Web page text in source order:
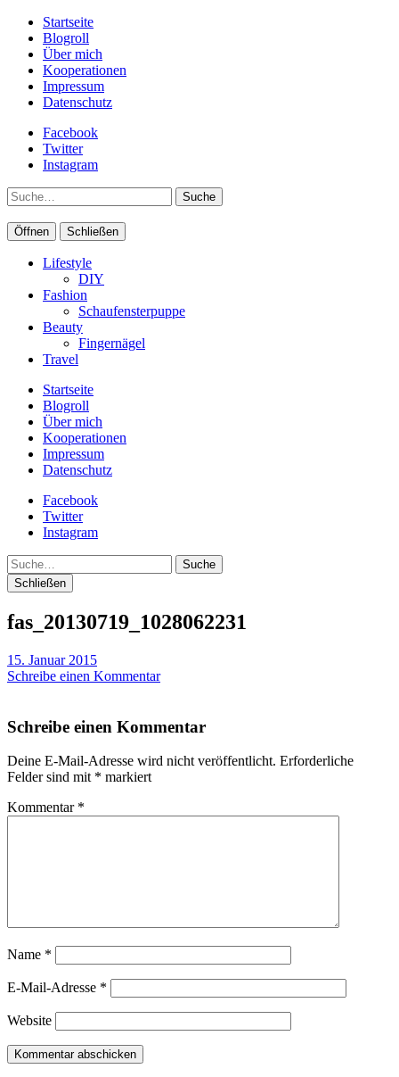
Startseite
Blogroll
Über mich
Kooperationen
Impressum
Datenschutz
Facebook
Twitter
Instagram
Suche
Öffnen Schließen
Lifestyle
DIY
Fashion
Schaufensterpuppe
Beauty
Fingernägel
Travel
Startseite
Blogroll
Über mich
Kooperationen
Impressum
Datenschutz
Facebook
Twitter
Instagram
Suche
Schließen
fas_20130719_1028062231
15. Januar 2015
Schreibe einen Kommentar
Schreibe einen Kommentar
Deine E-Mail-Adresse wird nicht veröffentlicht. Erforderliche
Felder sind mit * markiert
Kommentar *
Name *
E-Mail-Adresse *
Website